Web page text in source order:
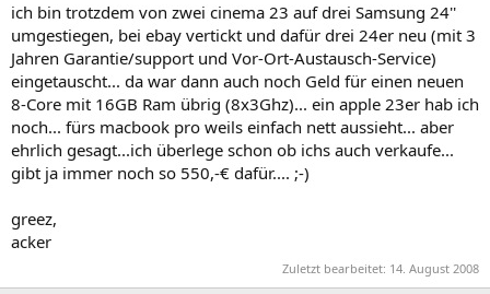
ich bin trotzdem von zwei cinema 23 auf drei Samsung 24''
umgestiegen, bei ebay vertickt und dafür drei 24er neu (mit 3
Jahren Garantie/support und Vor-Ort-Austausch-Service)
eingetauscht... da war dann auch noch Geld für einen neuen
8-Core mit 16GB Ram übrig (8x3Ghz)... ein apple 23er hab ich
noch... fürs macbook pro weils einfach nett aussieht... aber
ehrlich gesagt...ich überlege schon ob ichs auch verkaufe...
gibt ja immer noch so 550,-€ dafür.... ;-)
greez,
acker
Zuletzt bearbeitet: 14. August 2008